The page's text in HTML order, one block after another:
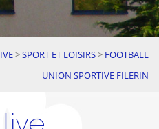
>SPORT ET LOISIRS> FOOTBALL
UNION SPORTIVE FILERIN